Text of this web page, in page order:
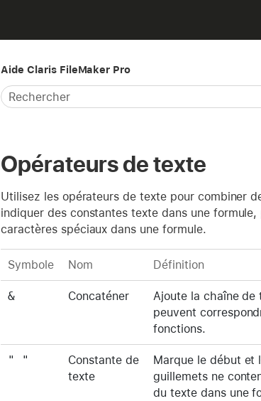
Aide Claris FileMaker Pro
Opérateurs de texte
Utilisez les opérateurs de texte pour combiner
indiquer des constantes texte dans une
caractères spéciaux dans une formule.
Symbole Nom Définition
& Concaténer
Ajoute la chaîne
peuvent
fonctions.
" "
Constante de
texte
Marque le début et
guillemets ne
du texte dans une